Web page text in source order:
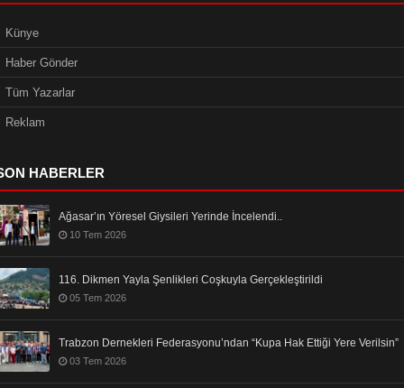
Künye
Haber Gönder
Tüm Yazarlar
Reklam
HABERLER
Ağasar’ın Yöresel Giysileri Yerinde İncelendi..
10 Tem 2026
116. Dikmen Yayla Şenlikleri Coşkuyla Gerçekleştirildi
05 Tem 2026
Trabzon Dernekleri Federasyonu’ndan “Kupa Hak Ettiği Yere Verilsin”
03 Tem 2026